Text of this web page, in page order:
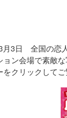
3日 全国の恋
ョン会場で素敵
クリックしてご